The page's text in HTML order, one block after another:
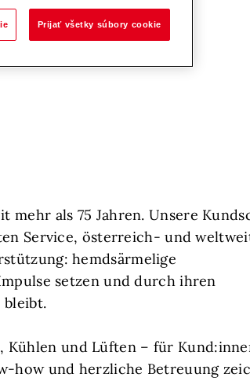
mehr als 75 Jahren. Unsere
Service, österreich- und
hemdsärmelige
setzen und durch ihren
bleibt.
Kühlen und Lüften – für
how und herzliche Betreuung
Prijať všetky súbory cookie